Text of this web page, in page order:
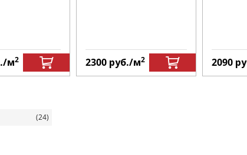
/м2 2300 руб./м2 2090
(24)